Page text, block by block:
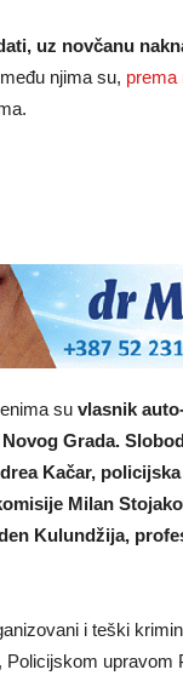
uz novčanu
njima su, prema
su vlasnik
Grada.
Kačar,
Milan
Kulundžija,
i teški